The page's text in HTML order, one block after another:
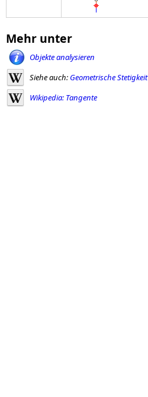
Mehr unter
Objekte analysieren
Siehe auch: Geometrische Stetigkeit
Wikipedia: Tangente